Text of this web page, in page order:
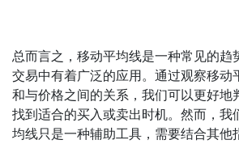
总而言之，移动平均线是一种常见的趋
交易中有着广泛的应用。通过观察移动
和与价格之间的关系，我们可以更好地
找到适合的买入或卖出时机。然而，我
均线只是一种辅助工具，需要结合其他